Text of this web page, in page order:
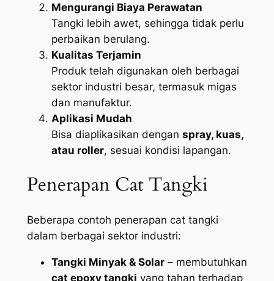
Mengurangi Biaya Perawatan
Tangki lebih awet, sehingga tidak perlu
perbaikan berulang.
Kualitas Terjamin
Produk telah digunakan oleh berbagai
sektor industri besar, termasuk migas
dan manufaktur.
Aplikasi Mudah
Bisa diaplikasikan dengan spray, kuas,
atau roller, sesuai kondisi lapangan.
Penerapan Cat Tangki
Beberapa contoh penerapan cat tangki
dalam berbagai sektor industri:
Tangki Minyak & Solar– membutuhkan
cat epoxy tangki yang tahan terhadap